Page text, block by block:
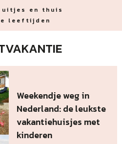
en thuis
leeftijden
Weekendje weg in
Nederland: de leukste
vakantiehuisjes met
kinderen